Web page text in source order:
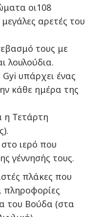
οι108
αρετές του
τους με
λουλούδια.
υπάρχει ένας
κάθε ημέρα της
η Τετάρτη
ιερό που
γέννησής τους.
πλάκες που
του Βούδα (στα